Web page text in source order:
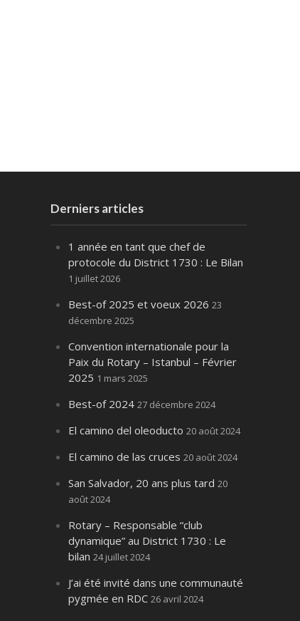
Derniers articles
1 année en tant que chef de
protocole du District 1730 : Le Bilan
1 juillet 2026
Best-of 2025 et voeux 2026 23
décembre 2025
Convention internationale pour la
Paix du Rotary – Istanbul – Février
2025 1 mars 2025
Best-of 2024 27 décembre 2024
El camino del oleoducto 20 août 2024
El camino de las cruces 20 août 2024
San Salvador, 20 ans plus tard 20
août 2024
Rotary – Responsable “club
dynamique” au District 1730 : Le
bilan 24 juillet 2024
J’ai été invité dans une communauté
pygmée en RDC 26 avril 2024